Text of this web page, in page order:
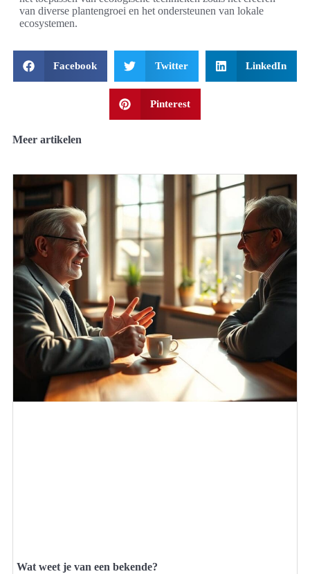
van diverse plantengroei en het ondersteunen van lokale
ecosystemen.
Facebook Twitter LinkedIn
Pinterest
Meer artikelen
Wat weet je van een bekende?